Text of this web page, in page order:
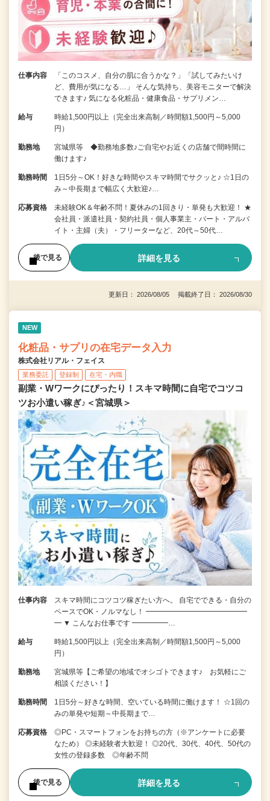
仕事内容
「このコスメ、自分の肌に合うかな？」「試してみたいけ
ど、費用が気になる…」 そんな気持ち、美容モニターで解決
できます♪ 気になる化粧品・健康食品・サプリメン…
給与
時給1,500円以上（完全出来高制／時間額1,500円～5,000
円）
勤務地
宮城県等 ◆勤務地多数♪ご自宅やお近くの店舗で間時間に
働けます♪
勤務時間
1日5分～OK！好きな時間やスキマ時間でサクッと♪ ☆1日の
み～中長期まで幅広く大歓迎♪…
応募資格
未経験OK＆年齢不問！夏休みの1回きり・単発も大歓迎！ ★
会社員・派遣社員・契約社員・個人事業主・パート・アルバ
イト・主婦（夫）・フリーターなど、20代～50代…
後で見る 詳細を見る
更新日： 2026/08/05 掲載終了日： 2026/08/30
NEW
化粧品・サプリの在宅データ入力
株式会社リアル・フェイス
業務委託 登録制 在宅・内職
副業・Wワークにぴったり！スキマ時間に自宅でコツコ
ツお小遣い稼ぎ♪＜宮城県＞
仕事内容
スキマ時間にコツコツ稼ぎたい方へ。 自宅でできる・自分の
ペースでOK・ノルマなし！ ━━━━━━━━━━━━━━
━ ▼ こんなお仕事です ━━━━━…
給与
時給1,500円以上（完全出来高制／時間額1,500円～5,000
円）
勤務地
宮城県等【ご希望の地域でオシゴトできます♪ お気軽にご
相談ください！】
勤務時間
1日5分～好きな時間、空いている時間に働けます！ ☆1回の
みの単発や短期～中長期まで…
応募資格
◎PC・スマートフォンをお持ちの方（※アンケートに必要
なため） ◎未経験者大歓迎！ ◎20代、30代、40代、50代の
女性の登録多数 ◎年齢不問
後で見る 詳細を見る